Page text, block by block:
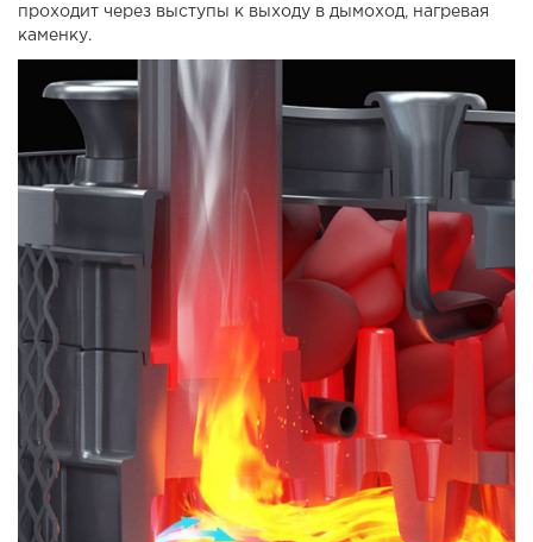
проходит через выступы к выходу в дымоход, нагревая
каменку.